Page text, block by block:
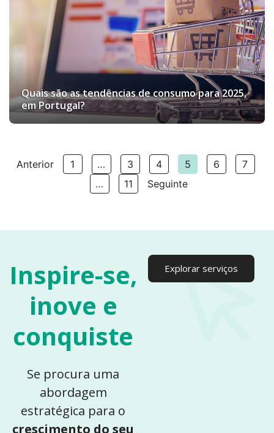
Quais são as tendências de consumo para 2025,
em Portugal?
Anterior 1 … 3 4 5 6
7
…
11 Seguinte
Inspire-se,
inove e
conquiste
Se procura uma
abordagem
estratégica para o
crescimento do seu
Explorar serviços